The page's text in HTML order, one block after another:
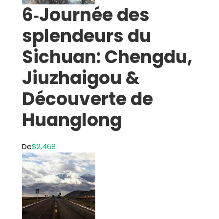
6‑Journée des
splendeurs du
Sichuan: Chengdu,
Jiuzhaigou &
Découverte de
Huanglong
De$2,468